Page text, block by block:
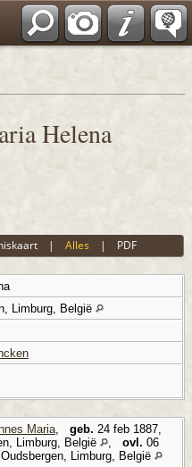
Helena
|Alles | PDF
Limburg, België
Maria geb. 24 feb 1887,
Limburg, België
ovl. 06
Limburg, België